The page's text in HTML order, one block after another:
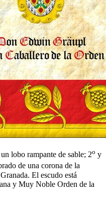
lobo rampante de sable; 2o y
de una corona de la
El escudo está
y Muy Noble Orden de la